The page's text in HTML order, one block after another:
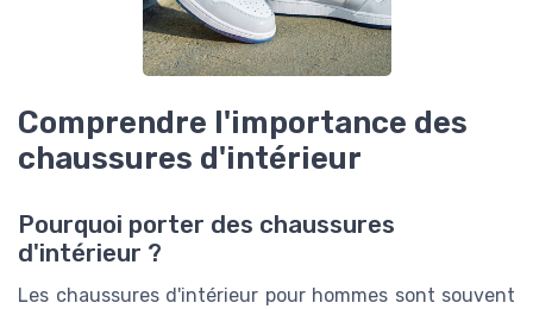
Comprendre l'importance des
chaussures d'intérieur
Pourquoi porter des chaussures
d'intérieur ?
Les chaussures d'intérieur pour hommes sont souvent